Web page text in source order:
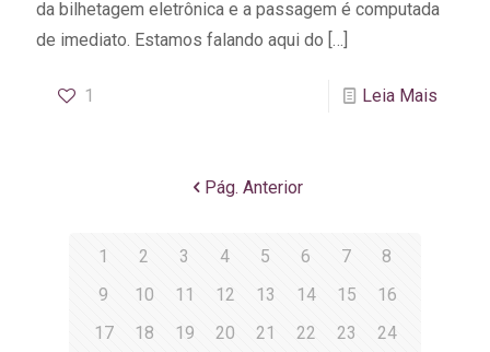
da bilhetagem eletrônica e a passagem é computada
de imediato. Estamos falando aqui do […]
1 Leia Mais
Pág. Anterior
1 2 3 4 5 6 7
8
9
10 11 12 13 14 15
16
17
18 19 20 21 22 23
24